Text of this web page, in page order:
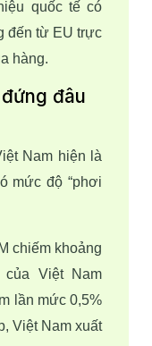
quốc tế có
đến từ EU trực
hàng.
đâu
Nam hiện là
mức độ “phơi
của Việt Nam
lần mức 0,5%
Việt Nam xuất